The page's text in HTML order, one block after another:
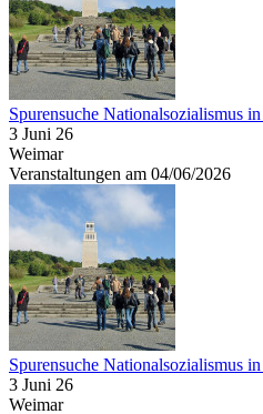
Spurensuche Nationalsozialismus
3 Juni 26
Weimar
Veranstaltungen am 04/06/2026
Spurensuche Nationalsozialismus
3 Juni 26
Weimar